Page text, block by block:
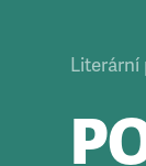
Literární